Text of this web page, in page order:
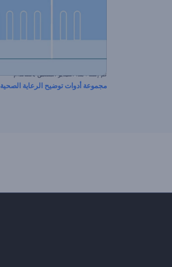
تم إنشاء هذا الفيديو المسبق باستخدام
مجموعة أدوات توضيح الرعاية الصحية